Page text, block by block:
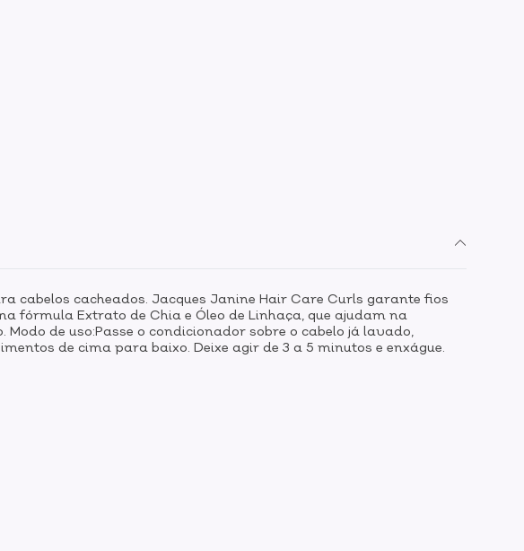
cabelos cacheados. Jacques Janine Hair Care Curls garante fios
fórmula Extrato de Chia e Óleo de Linhaça, que ajudam na
de uso:Passe o condicionador sobre o cabelo já lavado,
de cima para baixo. Deixe agir de 3 a 5 minutos e enxágue.